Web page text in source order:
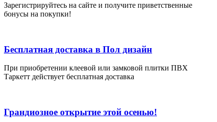
Зарегистрируйтесь на сайте и получите приветственные
бонусы на покупки!
Бесплатная доставка в Пол дизайн
При приобретении клеевой или замковой плитки ПВХ
Таркетт действует бесплатная доставка
Грандиозное открытие этой осенью!